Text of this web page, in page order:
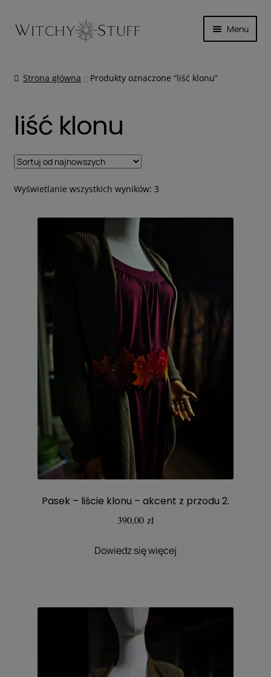
Przejdź
do
Przejdź
do
Menu
INNE
WYPRZEDAŻ
KOSZYK
Strona główna Produkty oznaczone “liść klonu”
liść klonu
Wyświetlanie wszystkich wyników: 3Posortowane
najnowszych
Pasek – liście klonu – akcent z przodu 2.
390,00 zł
Dowiedz się więcej